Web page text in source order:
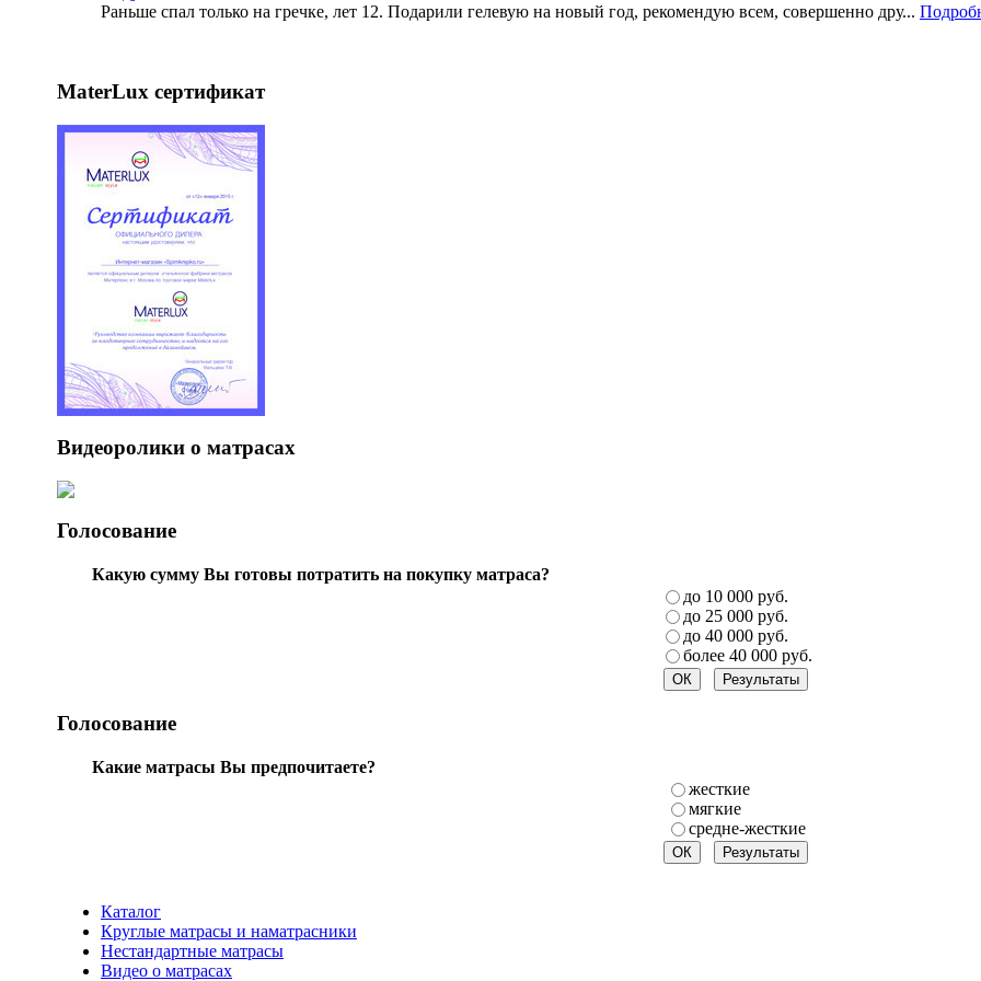
Раньше спал только на гречке, лет 12. Подарили гелевую на новый год, рекомендую всем, совершенно дру...
MaterLux сертификат
Видеоролики о матрасах
Голосование
Какую сумму Вы готовы потратить на покупку матраса?
до 10 000 руб.
до 25 000 руб.
до 40 000 руб.
более 40 000 руб.
Голосование
Какие матрасы Вы предпочитаете?
жесткие
мягкие
средне-жесткие
Каталог
Круглые матрасы и наматрасники
Нестандартные матрасы
Видео о матрасах